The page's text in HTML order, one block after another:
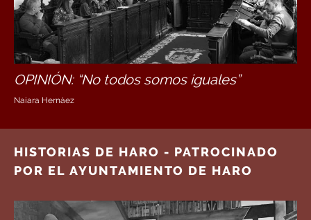
OPINIÓN: “No todos somos iguales”
Naiara Hernáez
HISTORIAS DE HARO - PATROCINADO
POR EL AYUNTAMIENTO DE HARO